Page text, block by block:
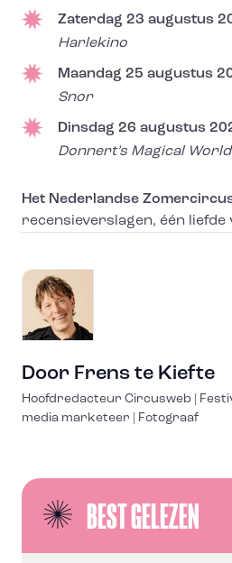
Zaterdag 23 augustus
Harlekino
Maandag 25 augustus
Snor
Dinsdag 26 augustus
Donnert’s Magical
Het Nederlandse
recensieverslagen, één
Door Frens te Kiefte
Hoofdredacteur Circusweb |
media marketeer | Fotograaf
BEST GELEZEN